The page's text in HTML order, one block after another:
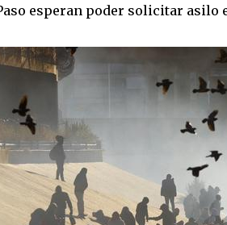
esperan poder solicitar asilo